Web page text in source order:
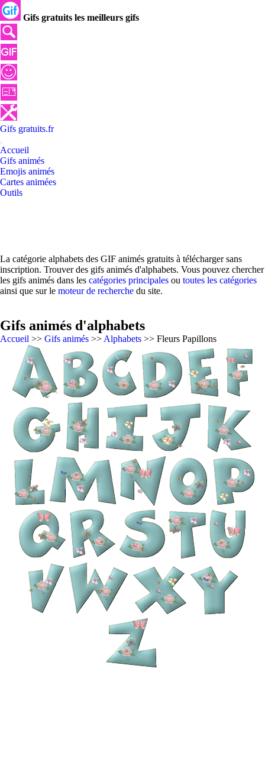
Gifs gratuits les meilleurs gifs
Gifs gratuits.fr
Accueil
Gifs animés
Emojis animés
Cartes animées
Outils
La catégorie alphabets des GIF animés gratuits à télécharger sans
inscription. Trouver des gifs animés d'alphabets. Vous pouvez chercher
les gifs animés dans les catégories principales ou toutes les catégories
ainsi que sur le moteur de recherche du site.
Gifs animés d'alphabets
Accueil >> Gifs animés >> Alphabets >> Fleurs Papillons